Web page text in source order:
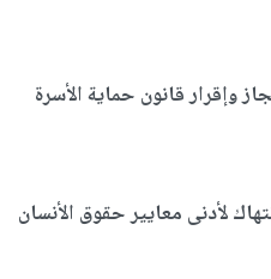
وإقرار قانون حماية الأسرة
لأدنى معايير حقوق الأنسان